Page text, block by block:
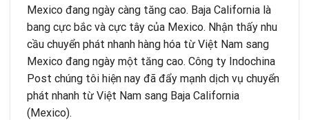
Mexico đang ngày càng tăng cao. Baja California là
bang cực bắc và cực tây của Mexico. Nhận thấy nhu
cầu chuyển phát nhanh hàng hóa từ Việt Nam sang
Mexico đang ngày một tăng cao. Công ty Indochina
Post chúng tôi hiện nay đã đẩy mạnh dịch vụ chuyển
phát nhanh từ Việt Nam sang Baja California
(Mexico).